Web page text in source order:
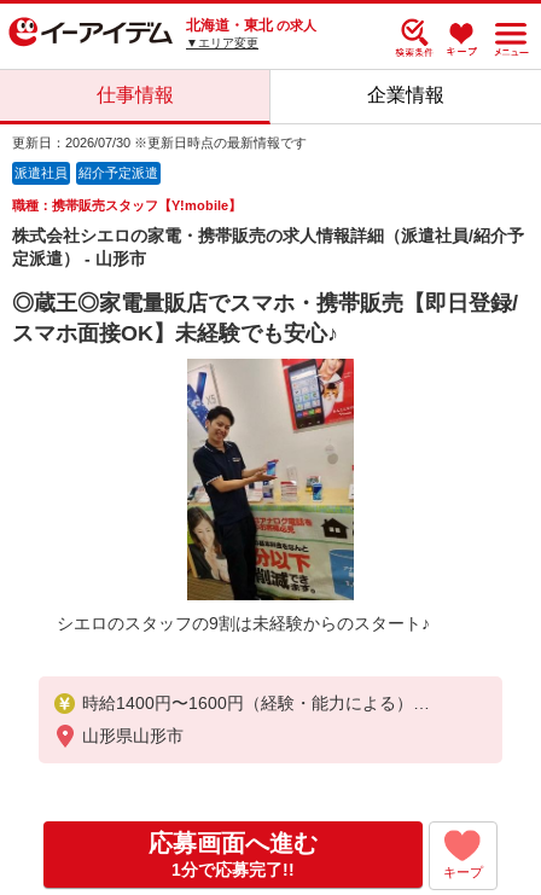
北海道・東北 の求人
▼エリア変更
仕事情報 企業情報
更新日：2026/07/30 ※更新日時点の最新情報です
派遣社員 紹介予定派遣
職種：携帯販売スタッフ【Y!mobile】
株式会社シエロの家電・携帯販売の求人情報詳細（派遣社員/紹介予
定派遣） - 山形市
◎蔵王◎家電量販店でスマホ・携帯販売【即日登録/
スマホ面接OK】未経験でも安心♪
シエロのスタッフの9割は未経験からのスタート♪
時給1400円〜1600円（経験・能力による）
※残業代支給
★交通費別途支給（規定あり）
入社祝い金10万円支給(規定有)
お友達を紹介頂くと,
インセンティブ支給(規定有)
山形県山形市
応募画面へ進む
1分で応募完了!! キープ